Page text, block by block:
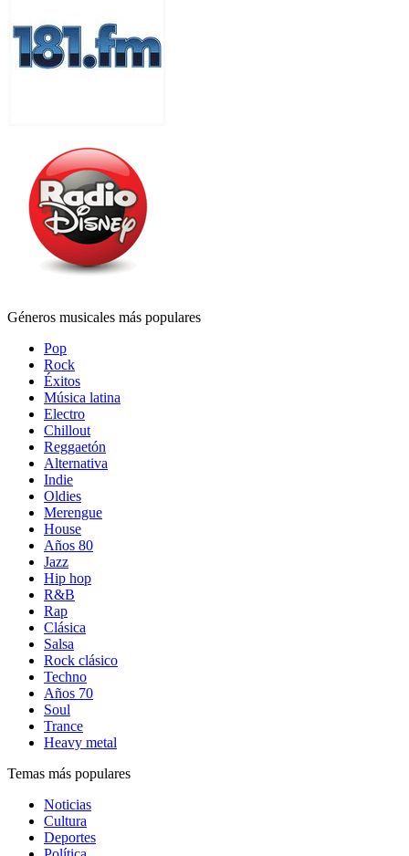
Géneros musicales más populares
Pop
Rock
Éxitos
Música latina
Electro
Chillout
Reggaetón
Alternativa
Indie
Oldies
Merengue
House
Años 80
Jazz
Hip hop
R&B
Rap
Clásica
Salsa
Rock clásico
Techno
Años 70
Soul
Trance
Heavy metal
Temas más populares
Noticias
Cultura
Deportes